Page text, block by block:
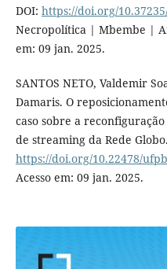
DOI: https://doi.org/
Necropolítica | Mbembe |
em: 09 jan. 2025.
SANTOS NETO, Valdemir
Damaris. O
caso sobre a
de streaming da Rede
https://doi.org/10.22478/
Acesso em: 09 jan. 2025.